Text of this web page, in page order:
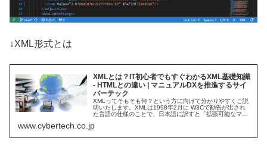
↓XML形式とは
XMLとは？IT初心者でもすぐわかるXML基礎知識
- HTMLとの違い | マニュアルDXを推進するサイ
バーテック
XMLってそもそも何？という方に向けて分かりやすくご説
明いたします。XMLは1998年2月に W3Cで勧告が出され
た言語の仕様のことで、日本語に訳すと「拡張可能なマー
www.cybertech.co.jp